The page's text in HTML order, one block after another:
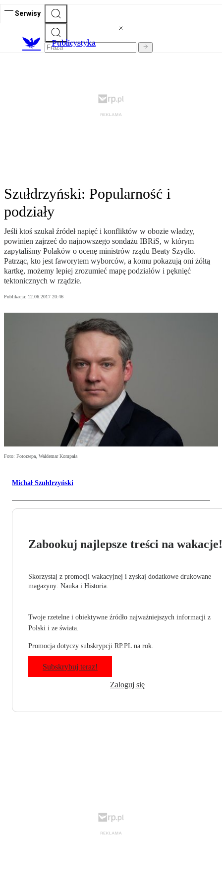
Serwisy
Publicystyka
Szułdrzyński: Popularność i
podziały
Jeśli ktoś szukał źródeł napięć i konfliktów w obozie władzy,
powinien zajrzeć do najnowszego sondażu IBRiS, w którym
zapytaliśmy Polaków o ocenę ministrów rządu Beaty Szydło.
Patrząc, kto jest faworytem wyborców, a komu pokazują oni żółtą
kartkę, możemy lepiej zrozumieć mapę podziałów i pęknięć
tektonicznych w rządzie.
Publikacja: 12.06.2017 20:46
Foto: Fotorzepa, Waldemar Kompała
Michał Szułdrzyński
Zabookuj najlepsze treści na wakacje!
Skorzystaj z promocji wakacyjnej i zyskaj dodatkowe drukowane
magazyny: Nauka i Historia.
Twoje rzetelne i obiektywne źródło najważniejszych informacji z
Polski i ze świata.
Promocja dotyczy subskrypcji RP.PL na rok.
Subskrybuj teraz!
Zaloguj się